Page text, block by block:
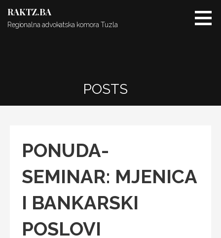
content
RAKTZ.BA
Regionalna advokatska komora Tuzla
POSTS
PONUDA-
SEMINAR: MJENICA
I BANKARSKI
POSLOVI